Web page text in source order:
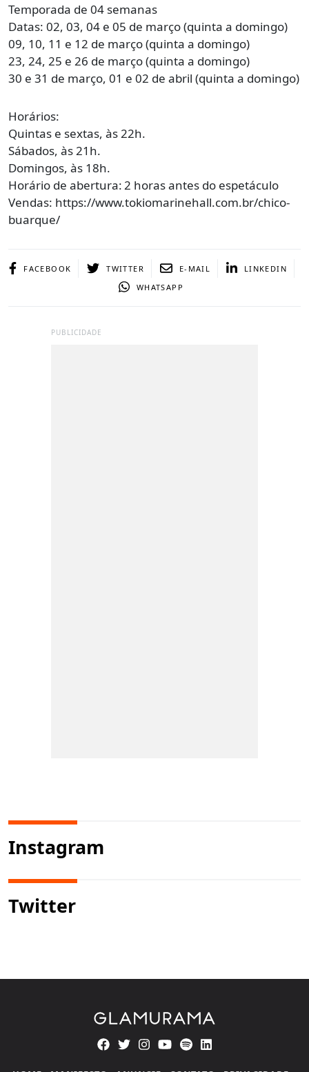
Temporada de 04 semanas
Datas: 02, 03, 04 e 05 de março (quinta a domingo)
09, 10, 11 e 12 de março (quinta a domingo)
23, 24, 25 e 26 de março (quinta a domingo)
30 e 31 de março, 01 e 02 de abril (quinta a domingo)
Horários:
Quintas e sextas, às 22h.
Sábados, às 21h.
Domingos, às 18h.
Horário de abertura: 2 horas antes do espetáculo
Vendas: https://www.tokiomarinehall.com.br/chico-
buarque/
FACEBOOK TWITTER E-MAIL
LINKEDIN
WHATSAPP
PUBLICIDADE
Instagram
Twitter